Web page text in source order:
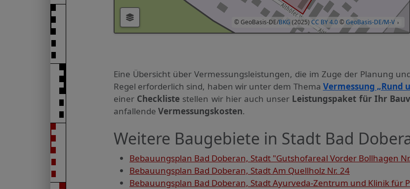
›
© GeoBasis-DE/BKG (2025) CC BY 4.0 ©GeoBasis-DE/M-V
Eine Übersicht über Vermessungs­leistungen, die im Zuge der Planung
Regel erforderlich sind, haben wir unter dem Thema Vermessung „Rund
einer Checkliste stellen wir hier auch unser Leistungspaket für Ihr
anfallende Vermessungskosten.
Weitere Baugebiete in Stadt Bad
Bebauungsplan Bad Doberan, Stadt "Gutshofareal Vorder Bollhagen
Bebauungsplan Bad Doberan, Stadt Am Quellholz Nr. 24
Bebauungsplan Bad Doberan, Stadt Ayurveda-Zentrum und Klinik für